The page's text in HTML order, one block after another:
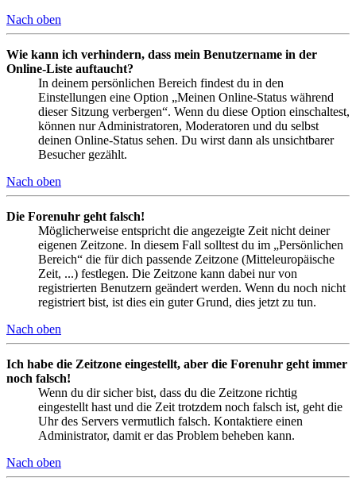
Nach oben
Wie kann ich verhindern, dass mein Benutzername in der
Online-Liste auftaucht?
In deinem persönlichen Bereich findest du in den
Einstellungen eine Option „Meinen Online-Status während
dieser Sitzung verbergen“. Wenn du diese Option einschaltest,
können nur Administratoren, Moderatoren und du selbst
deinen Online-Status sehen. Du wirst dann als unsichtbarer
Besucher gezählt.
Nach oben
Die Forenuhr geht falsch!
Möglicherweise entspricht die angezeigte Zeit nicht deiner
eigenen Zeitzone. In diesem Fall solltest du im „Persönlichen
Bereich“ die für dich passende Zeitzone (Mitteleuropäische
Zeit, ...) festlegen. Die Zeitzone kann dabei nur von
registrierten Benutzern geändert werden. Wenn du noch nicht
registriert bist, ist dies ein guter Grund, dies jetzt zu tun.
Nach oben
Ich habe die Zeitzone eingestellt, aber die Forenuhr geht immer
noch falsch!
Wenn du dir sicher bist, dass du die Zeitzone richtig
eingestellt hast und die Zeit trotzdem noch falsch ist, geht die
Uhr des Servers vermutlich falsch. Kontaktiere einen
Administrator, damit er das Problem beheben kann.
Nach oben